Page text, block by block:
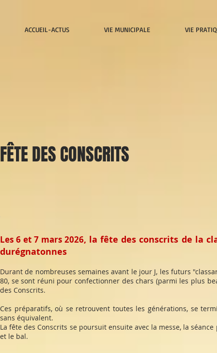
ACCUEIL-ACTUS VIE MUNICIPALE VIE
FÊTE DES CONSCRITS
Les6 et 7 mars 2026, la fête desconscrits de la
durégnatonnes
Durant de nombreuses semaines avant le jour J, les futurs
80, se sont réuni pour confectionner des chars (parmi les plus
des Conscrits.
Ces préparatifs, où se retrouvent toutes les générations, se
sans équivalent.
La fête des Conscrits se poursuit ensuite avec la messe, la
et le bal.